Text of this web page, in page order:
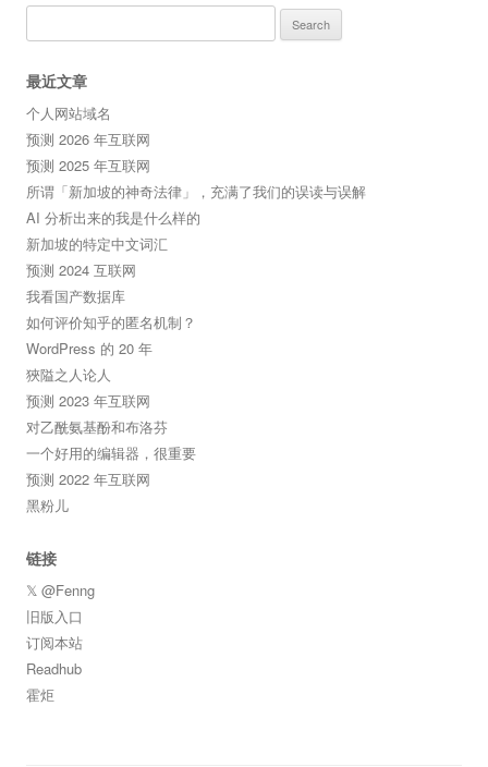
for:
最近文章
个人网站域名
预测 2026 年互联网
预测 2025 年互联网
所谓「新加坡的神奇法律」，充满了我们的误读与误解
AI 分析出来的我是什么样的
新加坡的特定中文词汇
预测 2024 互联网
我看国产数据库
如何评价知乎的匿名机制？
WordPress 的 20 年
狹隘之人论人
预测 2023 年互联网
对乙酰氨基酚和布洛芬
一个好用的编辑器，很重要
预测 2022 年互联网
黑粉儿
链接
𝕏 @Fenng
旧版入口
订阅本站
Readhub
霍炬